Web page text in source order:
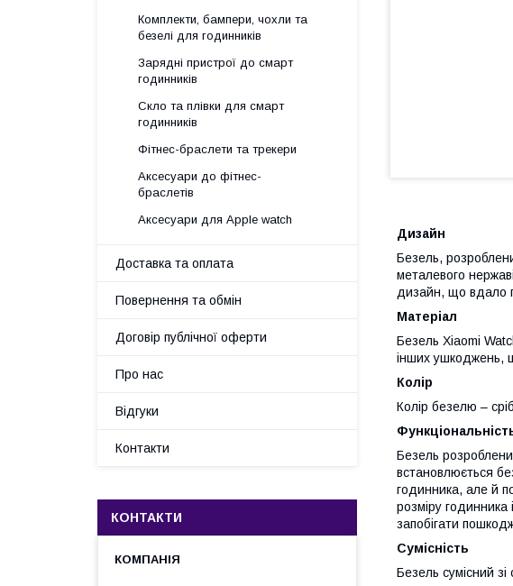
Дизайн
Безель,
металевого
дизайн, що вдало
Матеріал
Безель Xiaomi
інших ушкоджень,
Колір
Колір безелю –
Безель
встановлюється
годинника, але й
розміру
запобігати
Сумісність
Безель сумісний
Комплекти, бампери, чохли та
безелі для годинників
Зарядні пристрої до смарт
годинників
Скло та плівки для смарт
годинників
Фітнес-браслети та трекери
Аксесуари до фітнес-
браслетів
Аксесуари для Apple watch
Доставка та оплата
Повернення та обмін
Договір публічної оферти
Про нас
Відгуки
Контакти
КОНТАКТИ